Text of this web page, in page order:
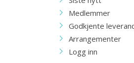
Medlemmer
Godkjente
Arrangementer
Logg inn